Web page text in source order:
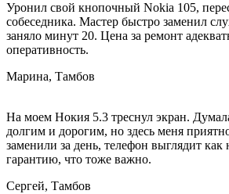
Уронил свой кнопочный Nokia 105,
собеседника. Мастер быстро заменил
заняло минут 20. Цена за ремонт
оперативность.
Марина, Тамбов
На моем Нокия 5.3 треснул экран.
долгим и дорогим, но здесь меня
заменили за день, телефон выглядит
гарантию, что тоже важно.
Сергей, Тамбов